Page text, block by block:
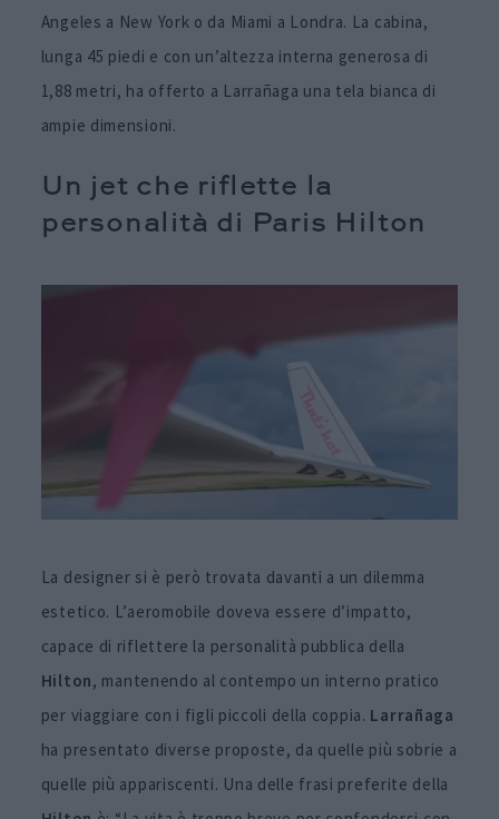
Angeles a New York o da Miami a Londra. La cabina,
lunga 45 piedi e con un’altezza interna generosa di
1,88 metri, ha offerto a Larrañaga una tela bianca di
ampie dimensioni.
Un jet che riflette la
personalità di Paris Hilton
La designer si è però trovata davanti a un dilemma
estetico. L’aeromobile doveva essere d’impatto,
capace di riflettere la personalità pubblica della
Hilton, mantenendo al contempo un interno pratico
per viaggiare con i figli piccoli della coppia. Larrañaga
ha presentato diverse proposte, da quelle più sobrie a
quelle più appariscenti. Una delle frasi preferite della